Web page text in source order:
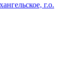
г.о.